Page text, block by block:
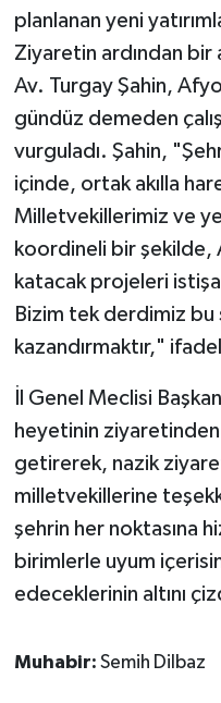
planlanan yeni
Ziyaretin ardından bir
Av. Turgay Şahin,
gündüz demeden
vurguladı. Şahin,
içinde, ortak akılla
Milletvekillerimiz ve
koordineli bir şekilde,
katacak projeleri
Bizim tek derdimiz
kazandırmaktır,"
İl Genel Meclisi
heyetinin
getirerek, nazik
milletvekillerine
şehrin her noktasına
birimlerle uyum
edeceklerinin altını
Muhabir: Semih Dilbaz